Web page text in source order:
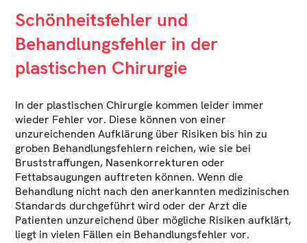
Schönheitsfehler und
Behandlungsfehler in der
plastischen Chirurgie
In der plastischen Chirurgie kommen leider immer
wieder Fehler vor. Diese können von einer
unzureichenden Aufklärung über Risiken bis hin zu
groben Behandlungsfehlern reichen, wie sie bei
Bruststraffungen, Nasenkorrekturen oder
Fettabsaugungen auftreten können. Wenn die
Behandlung nicht nach den anerkannten medizinischen
Standards durchgeführt wird oder der Arzt die
Patienten unzureichend über mögliche Risiken aufklärt,
liegt in vielen Fällen ein Behandlungsfehler vor.